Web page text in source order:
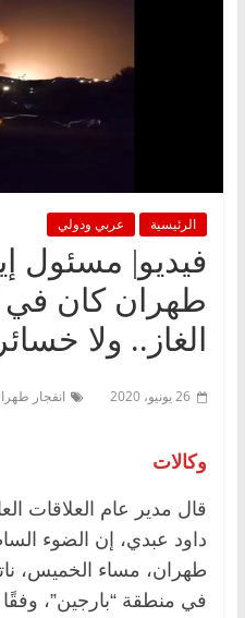
الرئيسية عربي ودولي
فيديو| مسئول
طهران كان في
الغاز.. ولا
26 يونيو، 2020 انفجار
وكالات
قال مدير عام العلاقات
داود عبدي، إن الضوء
طهران، مساء الخميس،
في منطقة “بارجين”، وفقًا